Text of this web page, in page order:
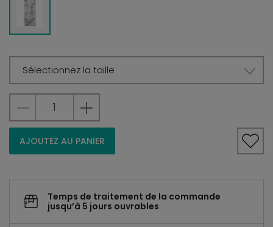
Sélectionnez la taille
AJOUTEZ AU PANIER
Temps de traitement de la commande
jusqu’à 5 jours ouvrables